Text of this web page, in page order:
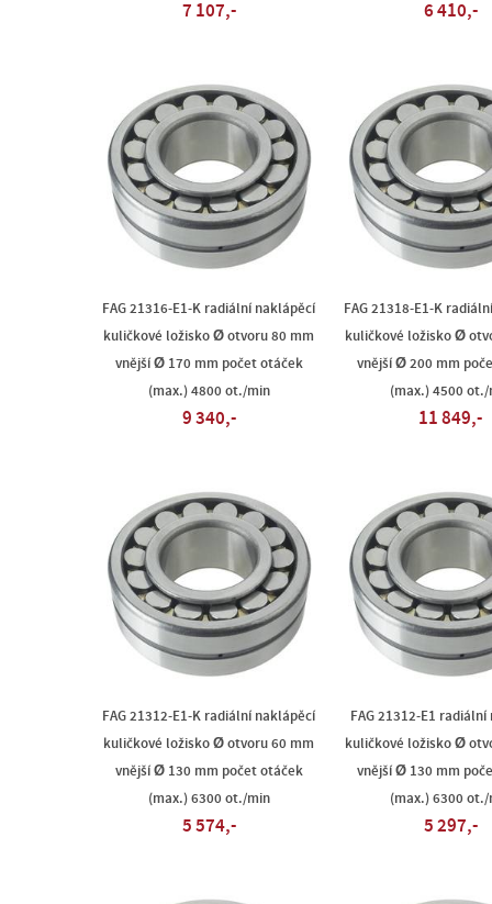
7 107,- 6 410,-
FAG 21316-E1-K radiální naklápěcí
kuličkové ložisko Ø otvoru 80 mm
vnější Ø 170 mm počet otáček
(max.) 4800 ot./min
9 340,-
FAG 21318-E1-K
kuličkové ložisko Ø
vnější Ø 200 mm
(max.) 4500 ot./
11 849,-
FAG 21312-E1-K radiální naklápěcí
kuličkové ložisko Ø otvoru 60 mm
vnější Ø 130 mm počet otáček
(max.) 6300 ot./min
5 574,-
FAG 21312-E1
kuličkové ložisko Ø
vnější Ø 130 mm
(max.) 6300 ot./
5 297,-